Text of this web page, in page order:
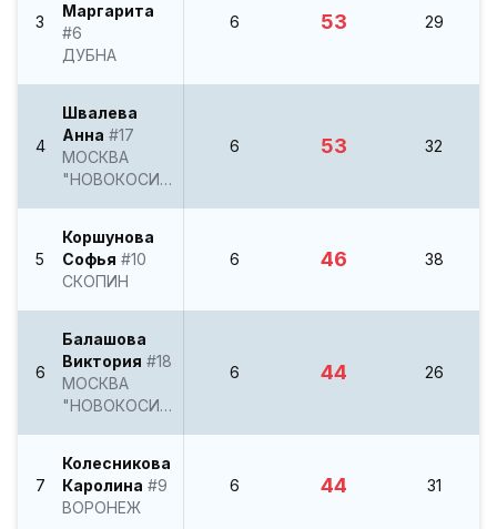
3
Маргарита
#6
ДУБНА
6 53 29
4
Швалева
Анна #17
МОСКВА
"НОВОКОСИНО"
6 53 32
5
Коршунова
Софья #10
СКОПИН
6 46 38
6
Балашова
Виктория #18
МОСКВА
"НОВОКОСИНО"
6 44 26
7
Колесникова
Каролина #9
ВОРОНЕЖ
6 44 31